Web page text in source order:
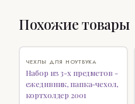
Похожие товары
ЧЕХЛЫ ДЛЯ НОУТБУКА
Набор из 3-х предметов -
ежеднвник, папка-чехол,
кортхолдер 2001